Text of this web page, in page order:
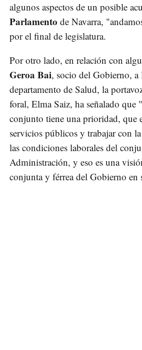
algunos aspectos de un posible
Parlamento de Navarra,
por el final de legislatura.
Por otro lado, en relación con
Geroa Bai, socio del Gobierno, a
departamento de Salud, la
foral, Elma Saiz, ha señalado que
conjunto tiene una prioridad, que
servicios públicos y trabajar con
las condiciones laborales del
Administración, y eso es una
conjunta y férrea del Gobierno